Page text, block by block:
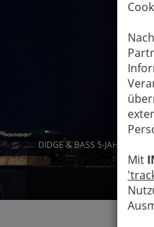
Mit
DIDGE & BASS 5-